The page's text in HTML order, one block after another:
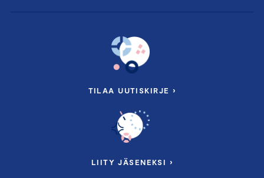
TILAA UUTISKIRJE ›
LIITY JÄSENEKSI ›